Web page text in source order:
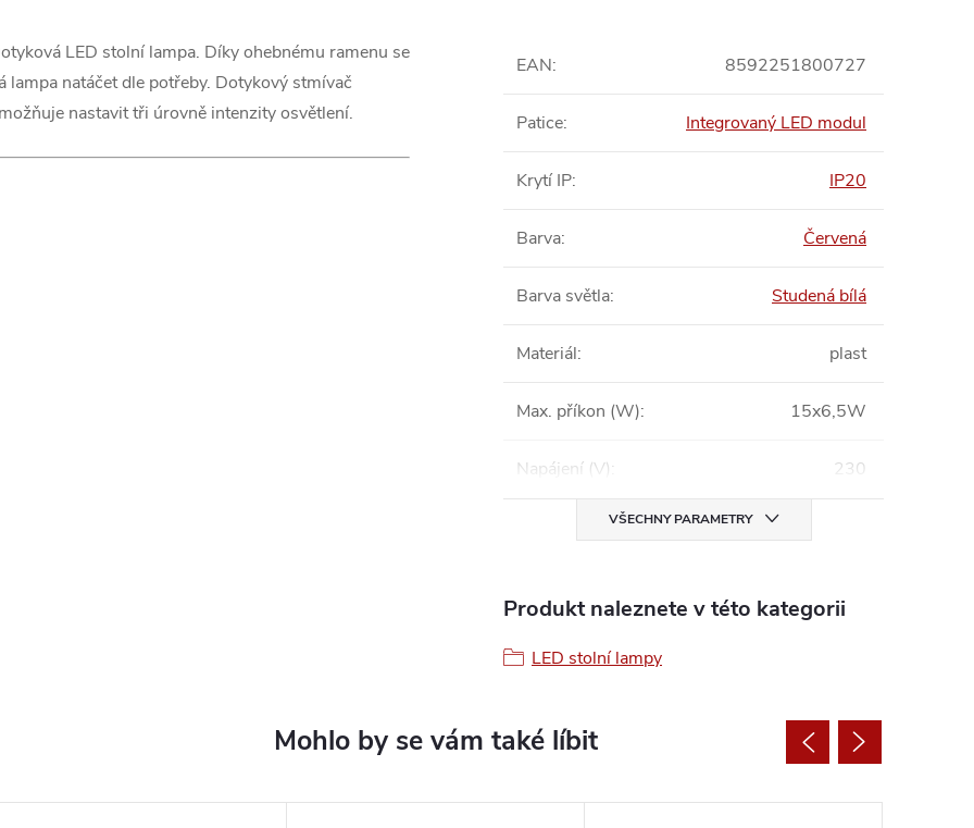
LED stolní lampa. Díky ohebnému ramenu se
lampa natáčet dle potřeby. Dotykový stmívač
nastavit tři úrovně intenzity osvětlení.
EAN: 8592251800727
Patice: Integrovaný LED modul
Krytí IP: IP20
Barva: Červená
Barva světla: Studená bílá
Materiál: plast
Max. příkon (W): 15x6,5W
Napájení (V): 230
VŠECHNY PARAMETRY
Produkt naleznete v této kategorii
LED stolní lampy